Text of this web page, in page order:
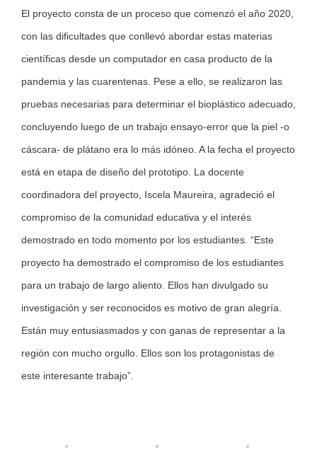
El proyecto consta de un proceso que comenzó el año 2020,
con las dificultades que conllevó abordar estas materias
científicas desde un computador en casa producto de la
pandemia y las cuarentenas. Pese a ello, se realizaron las
pruebas necesarias para determinar el bioplástico adecuado,
concluyendo luego de un trabajo ensayo-error que la piel -o
cáscara- de plátano era lo más idóneo. A la fecha el proyecto
está en etapa de diseño del prototipo. La docente
coordinadora del proyecto, Iscela Maureira, agradeció el
compromiso de la comunidad educativa y el interés
demostrado en todo momento por los estudiantes. “Este
proyecto ha demostrado el compromiso de los estudiantes
para un trabajo de largo aliento. Ellos han divulgado su
investigación y ser reconocidos es motivo de gran alegría.
Están muy entusiasmados y con ganas de representar a la
región con mucho orgullo. Ellos son los protagonistas de
este interesante trabajo”.